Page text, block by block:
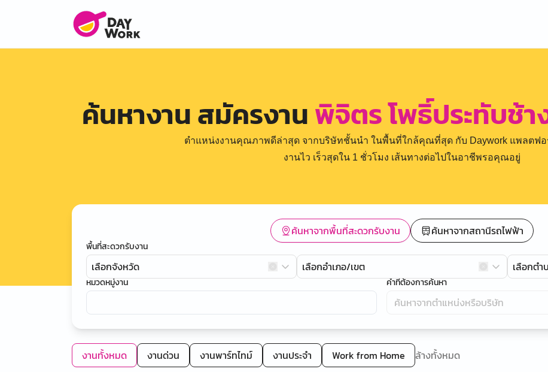
ค้นหางาน สมัครงานพิจิตร โพธิ์ประทับช้า
ตำแหน่งงานคุณภาพดีล่าสุด จากบริษัทชั้นนำ ในพื้นที่ใกล้คุณที่สุด กับ Daywork แพลตฟ
งานไว เร็วสุดใน 1 ชั่วโมง เส้นทางต่อไปในอาชีพรอคุณอยู่
ค้นหาจากพื้นที่สะดวกรับงาน ค้นหาจากสถานีรถไฟฟ้า
พื้นที่สะดวกรับงาน
เลือกจังหวัด เลือกอำเภอ/เขต เลือกต
หมวดหมู่งาน คำที่ต้องการค้นหา
งานทั้งหมด งานด่วน งานพาร์ทไทม์ งานประจำ Work from Home ล้างทั้งหมด